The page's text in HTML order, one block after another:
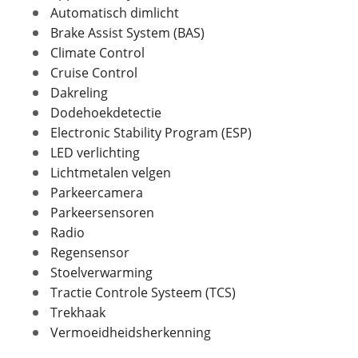
In- en exterieur
Staat optisch
Aantal deuren
Aantal zitplaatsen
Bekleding
Stof
Interieurkleur
Kleur
Fabriekskleur
Verbruik en milieu
Brandstof
Benzine
Automatisch dimlicht
Brake Assist System (BAS)
Climate Control
Cruise Control
Dakreling
Dodehoekdetectie
Electronic Stability Program (ESP)
LED verlichting
Lichtmetalen velgen
Parkeercamera
Parkeersensoren
Radio
Regensensor
Stoelverwarming
Tractie Controle Systeem (TCS)
Trekhaak
Vermoeidheidsherkenning
Foto's
Klik hier om foto's te uploaden
(optioneel)
JPG, PNG (max 10 foto's)
Jouw contactgegevens
Naam
E-mailadres
Telefoonnummer (optioneel)